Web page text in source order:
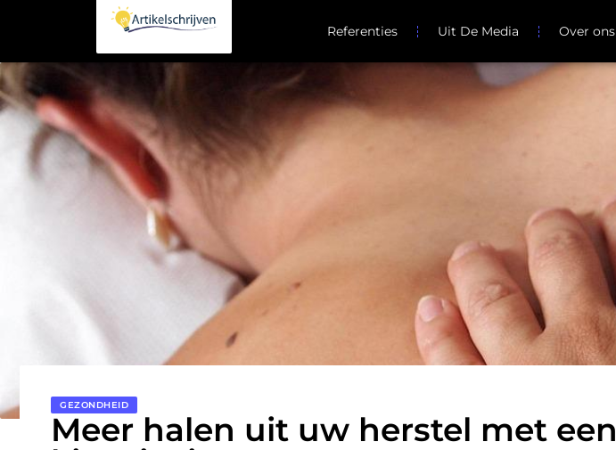
Referenties Uit De Media Over ons
GEZONDHEID
Meer halen uit uw herstel met een